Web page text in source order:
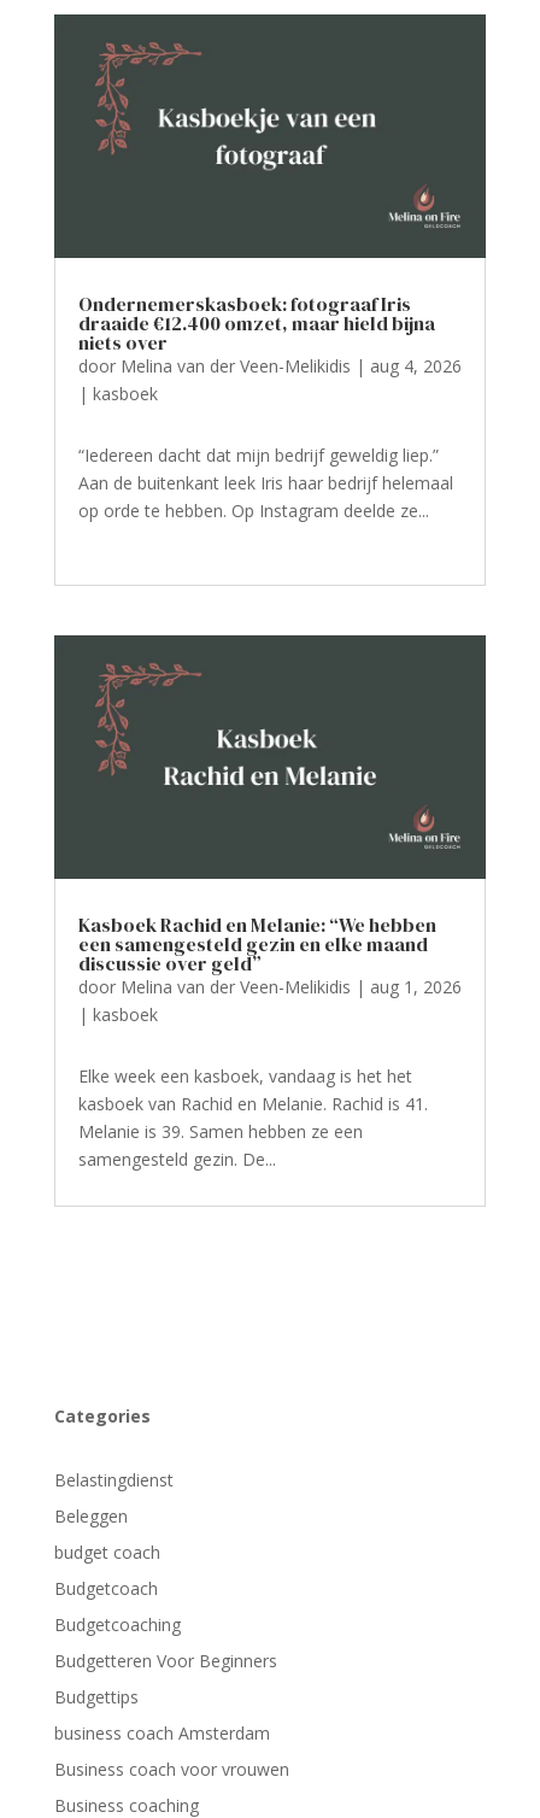
Ondernemerskasboek: fotograaf Iris
draaide €12.400 omzet, maar hield bijna
niets over
door Melina van der Veen-Melikidis | aug 4, 2026
| kasboek
“Iedereen dacht dat mijn bedrijf geweldig liep.”
Aan de buitenkant leek Iris haar bedrijf helemaal
op orde te hebben. Op Instagram deelde ze...
Kasboek Rachid en Melanie: “We hebben
een samengesteld gezin en elke maand
discussie over geld”
door Melina van der Veen-Melikidis | aug 1, 2026
| kasboek
Elke week een kasboek, vandaag is het het
kasboek van Rachid en Melanie. Rachid is 41.
Melanie is 39. Samen hebben ze een
samengesteld gezin. De...
Categories
Belastingdienst
Beleggen
budget coach
Budgetcoach
Budgetcoaching
Budgetteren Voor Beginners
Budgettips
business coach Amsterdam
Business coach voor vrouwen
Business coaching